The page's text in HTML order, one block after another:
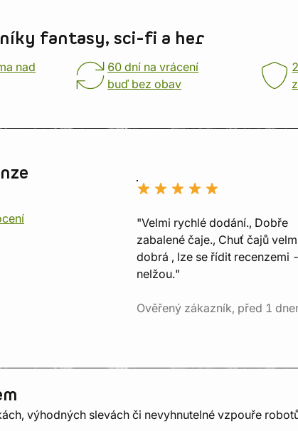
fantasy, sci-fi a her
nad
60 dní na vrácení
buď bez obav
"Velmi rychlé dodání., Dobře
zabalené čaje., Chuť čajů
dobrá , lze se řídit recenzemi -
nelžou."
Ověřený zákazník, před 1
výhodných slevách či nevyhnutelné vzpouře